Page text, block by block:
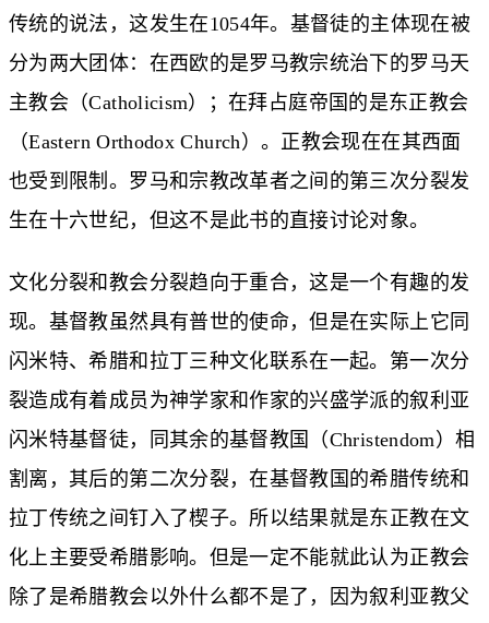
传统的说法，这发生在1054年。基督徒的主体现在被
分为两大团体：在西欧的是罗马教宗统治下的罗马天
主教会（Catholicism）；在拜占庭帝国的是东正教会
（Eastern Orthodox Church）。正教会现在在其西面
也受到限制。罗马和宗教改革者之间的第三次分裂发
生在十六世纪，但这不是此书的直接讨论对象。
文化分裂和教会分裂趋向于重合，这是一个有趣的发
现。基督教虽然具有普世的使命，但是在实际上它同
闪米特、希腊和拉丁三种文化联系在一起。第一次分
裂造成有着成员为神学家和作家的兴盛学派的叙利亚
闪米特基督徒，同其余的基督教国（Christendom）相
割离，其后的第二次分裂，在基督教国的希腊传统和
拉丁传统之间钉入了楔子。所以结果就是东正教在文
化上主要受希腊影响。但是一定不能就此认为正教会
除了是希腊教会以外什么都不是了，因为叙利亚教父